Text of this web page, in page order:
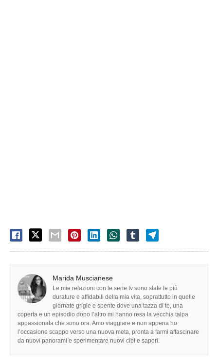
Marida Muscianese
Le mie relazioni con le serie tv sono state le più
durature e affidabili della mia vita, soprattutto in quelle
giornate grigie e spente dove una tazza di tè, una
coperta e un episodio dopo l’altro mi hanno resa la vecchia talpa
appassionata che sono ora. Amo viaggiare e non appena ho
l’occasione scappo verso una nuova meta, pronta a farmi affascinare
da nuovi panorami e sperimentare nuovi cibi e sapori.